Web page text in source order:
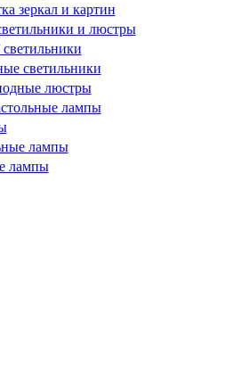
зеркал и картин
и люстры
светильники
люстры
лампы
лампы
лампы